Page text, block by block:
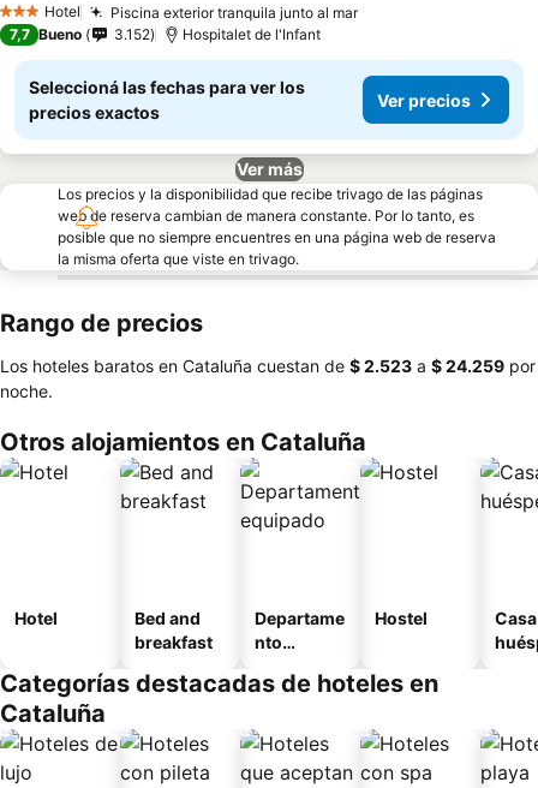
3 Estrellas
Hotel Piscina exterior tranquila junto al mar
7,7 Bueno 3.152 Hospitalet de l'Infant
Seleccioná las fechas para ver los
precios exactos
Ver precios
Ver más
Los precios y la disponibilidad que recibe trivago de las páginas
web de reserva cambian de manera constante. Por lo tanto, es
posible que no siempre encuentres en una página web de reserva
la misma oferta que viste en trivago.
Rango de precios
Los hoteles baratos en Cataluña cuestan de ‎$ 2.523 a ‎$ 24.259 por
noche.
Otros alojamientos en Cataluña
Hotel
Bed and
breakfast
Departame
nto
Hostel
Categorías destacadas de hoteles en
Cataluña